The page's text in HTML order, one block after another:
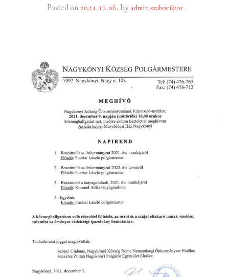
GALÉRIA
KAPCSOLAT
LETÖLTHETŐ NYOMTATVÁNYOK
TELEPÜLÉSIKÉPVISELŐI VAGYONNYILATKOZATOK – 2026.
ROMA NEMZETISÉGI ÖNKORMÁNYZATI KÉPVISELŐK
VAGYONNYILATKOZATA – 2026. ÉV
Posted on2021.12.06.by admin.szaboviktor